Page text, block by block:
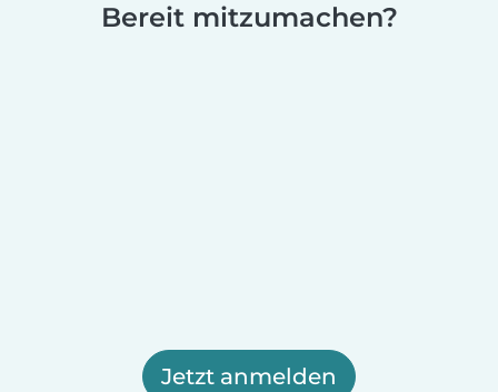
Bereit mitzumachen?
Jetzt anmelden